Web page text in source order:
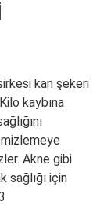
kan şekeri
kaybına
Akne gibi
sağlığı için